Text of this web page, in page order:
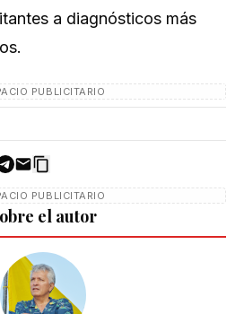
a diagnósticos más
PUBLICITARIO
PUBLICITARIO
el autor